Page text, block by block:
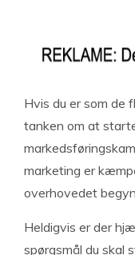
Hvis du er som de
tanken om at
marketing er
overhovedet
Heldigvis er der
spørgsmål du skal